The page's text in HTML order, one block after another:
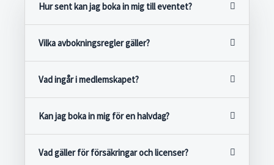
Hur sent kan jag boka in mig till eventet?
Vilka avbokningsregler gäller?
Vad ingår i medlemskapet?
Kan jag boka in mig för en halvdag?
Vad gäller för försäkringar och licenser?